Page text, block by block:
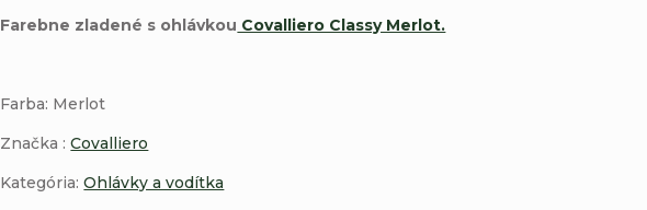
Farebne zladené s ohlávkou Covalliero Classy Merlot.
Farba: Merlot
Značka : Covalliero
Kategória: Ohlávky a vodítka